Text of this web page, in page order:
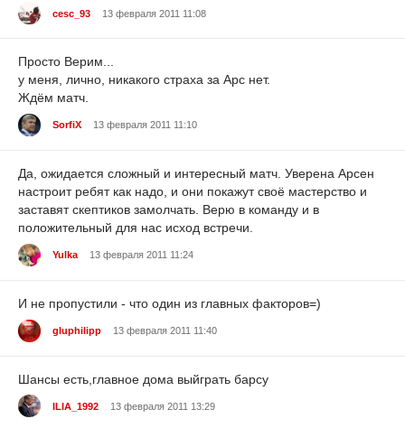
cesc_93 13 февраля 2011 11:08
Просто Верим...
у меня, лично, никакого страха за Арс нет.
Ждём матч.
SorfiX 13 февраля 2011 11:10
Да, ожидается сложный и интересный матч. Уверена Арсен
настроит ребят как надо, и они покажут своё мастерство и
заставят скептиков замолчать. Верю в команду и в
положительный для нас исход встречи.
Yulka 13 февраля 2011 11:24
И не пропустили - что один из главных факторов=)
gluphilipp 13 февраля 2011 11:40
Шансы есть,главное дома выйграть барсу
ILIA_1992 13 февраля 2011 13:29